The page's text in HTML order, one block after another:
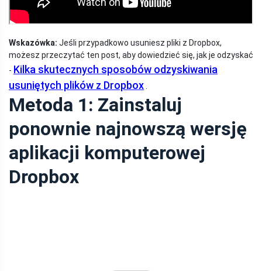
Wskazówka: Jeśli przypadkowo usuniesz pliki z Dropbox,
możesz przeczytać ten post, aby dowiedzieć się, jak je odzyskać
- Kilka skutecznych sposobów odzyskiwania
usuniętych plików z Dropbox
Metoda 1: Zainstaluj
ponownie najnowszą wersję
aplikacji komputerowej
Dropbox